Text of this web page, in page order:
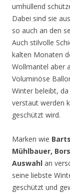
umhüllend
Dabei sind sie
so auch an den
Auch stilvolle
kalten Monaten
Wollmantel aber
Voluminöse
Winter beleibt,
verstaut werden
geschützt wird.
Marken wie
Mühlbauer,
Auswahl an
seine liebste
geschützt und